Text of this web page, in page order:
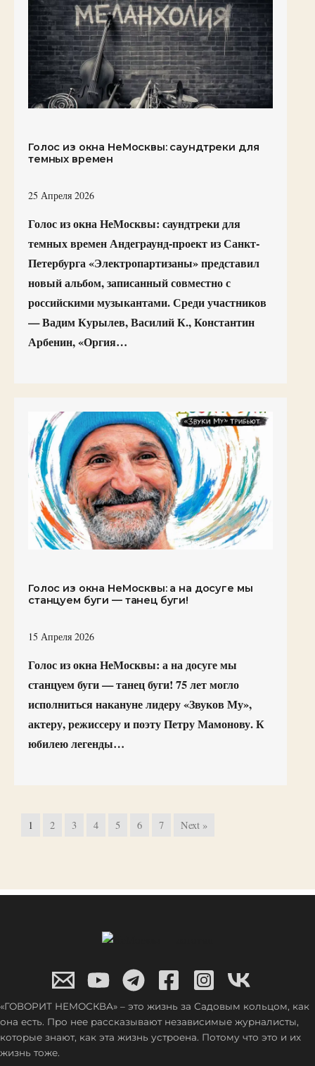
Голос из окна НеМосквы: саундтреки для
темных времен
25 Апреля 2026
Голос из окна НеМосквы: саундтреки для
темных времен Андеграунд-проект из Санкт-
Петербурга «Электропартизаны» представил
новый альбом, записанный совместно с
российскими музыкантами. Среди участников
— Вадим Курылев, Василий К., Константин
Арбенин, «Оргия…
Голос из окна НеМосквы: а на досуге мы
станцуем буги — танец буги!
15 Апреля 2026
Голос из окна НеМосквы: а на досуге мы
станцуем буги — танец буги! 75 лет могло
исполниться накануне лидеру «Звуков Му»,
актеру, режиссеру и поэту Петру Мамонову. К
юбилею легенды…
1 2 3 4 5 6 7 Next »
«ГОВОРИТ НЕМОСКВА» – это жизнь за Садовым кольцом, как
она есть. Про нее рассказывают независимые журналисты,
которые знают, как эта жизнь устроена. Потому что это и их
жизнь тоже.